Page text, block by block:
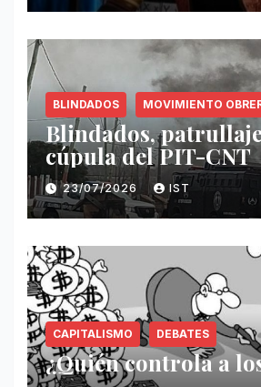
BLINDADOS MOVIMIENTO
Blindados,
cúpula del PIT-CNT
23/07/2026 IST
CAPITALISMO DEBATES
¿Quién controla a